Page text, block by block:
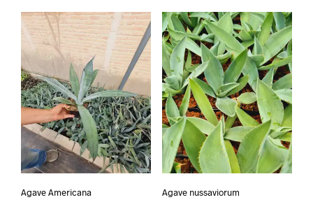
Agave Americana Agave nussaviorum